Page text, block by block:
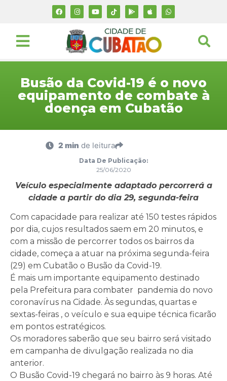
Busão da Covid-19 é o novo
equipamento de combate à
doença em Cubatão
2 min de leitura
Data De Publicação:
25/06/2020
Veículo especialmente adaptado percorrerá a
cidade a partir do dia 29, segunda-feira
Com capacidade para realizar até 150 testes rápidos
por dia, cujos resultados saem em 20 minutos, e
com a missão de percorrer todos os bairros da
cidade, começa a atuar na próxima segunda-feira
(29) em Cubatão o Busão da Covid-19.
É mais um importante equipamento destinado
pela Prefeitura para combater pandemia do novo
coronavírus na Cidade. Às segundas, quartas e
sextas-feiras , o veículo e sua equipe técnica ficarão
em pontos estratégicos.
Os moradores saberão que seu bairro será visitado
em campanha de divulgação realizada no dia
anterior.
O Busão Covid-19 chegará no bairro às 9 horas. Até